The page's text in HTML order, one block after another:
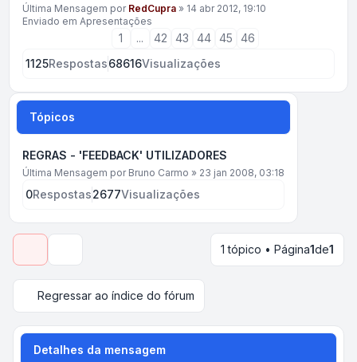
Última Mensagem por RedCupra » 14 abr 2012, 19:10
Enviado em Apresentações
1 ... 42 43 44 45
46
1125Respostas68616Visualizações
Tópicos
REGRAS - 'FEEDBACK' UTILIZADORES
Última Mensagem por Bruno Carmo » 23 jan 2008, 03:18
0Respostas2677Visualizações
Opções de visualização e ordenação1 tópico • Página1de1
Regressar ao índice do fórum
Detalhes da mensagem